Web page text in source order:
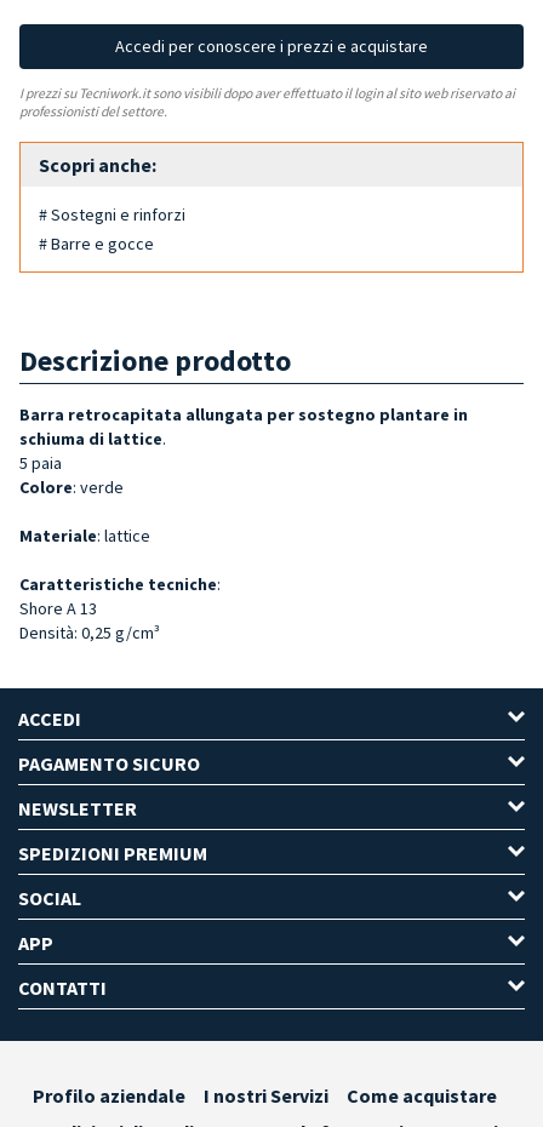
Accedi per conoscere i prezzi e acquistare
I prezzi su Tecniwork.it sono visibili dopo aver effettuato il login al sito web riservato ai
professionisti del settore.
Scopri anche:
# Sostegni e rinforzi
# Barre e gocce
Descrizione prodotto
Barra retrocapitata allungata per sostegno plantare in
schiuma di lattice.
5 paia
Colore: verde
Materiale: lattice
Caratteristiche tecniche:
Shore A 13
Densità: 0,25 g/cm³
ACCEDI
PAGAMENTO SICURO
NEWSLETTER
SPEDIZIONI PREMIUM
SOCIAL
APP
CONTATTI
Profilo aziendale I nostri Servizi
Come acquistare